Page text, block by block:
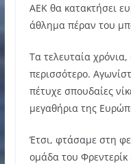
ΑΕΚ θα κατακτήσει
άθλημα πέραν του
Τα τελευταία
περισσότερο.
πέτυχε σπουδαίες
μεγαθήρια της
Έτσι, φτάσαμε στη
ομάδα του